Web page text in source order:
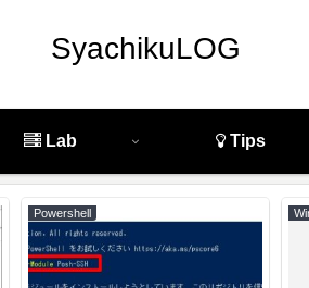
SyachikuLOG
Lab Tips
Powershell